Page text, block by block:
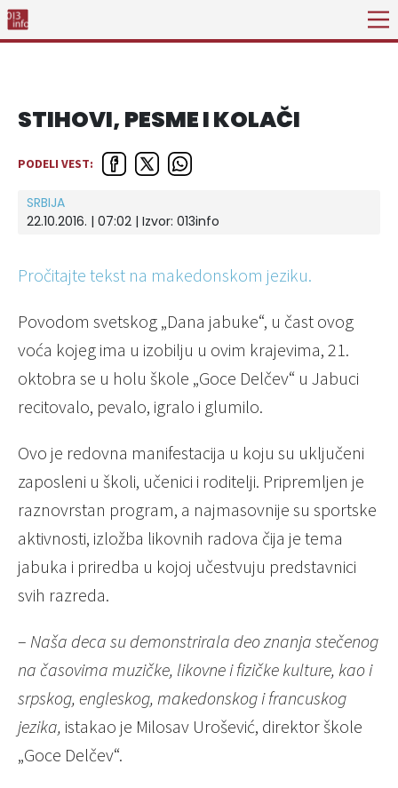
STIHOVI, PESME I KOLAČI
PODELI VEST:
SRBIJA
22.10.2016. | 07:02 | Izvor: 013info
Pročitajte tekst na makedonskom jeziku.
Povodom svetskog „Dana jabuke“, u čast ovog
voća kojeg ima u izobilju u ovim krajevima, 21.
oktobra se u holu škole „Goce Delčev“ u Jabuci
recitovalo, pevalo, igralo i glumilo.
Ovo je redovna manifestacija u koju su uključeni
zaposleni u školi, učenici i roditelji. Pripremljen je
raznovrstan program, a najmasovnije su sportske
aktivnosti, izložba likovnih radova čija je tema
jabuka i priredba u kojoj učestvuju predstavnici
svih razreda.
– Naša deca su demonstrirala deo znanja stečenog
na časovima muzičke, likovne i fizičke kulture, kao i
srpskog, engleskog, makedonskog i francuskog
jezika, istakao je Milosav Urošević, direktor škole
„Goce Delčev“.